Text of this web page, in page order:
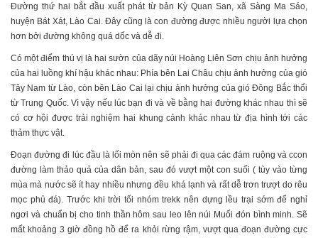
Đường thứ hai bắt đầu xuất phát từ bản Kỳ Quan San, xã Sàng Ma Sáo,
huyện Bát Xát, Lào Cai. Đây cũng là con đường được nhiều người lựa chọn
hơn bởi đường không quá dốc và dễ đi.
Có một điểm thú vị là hai sườn của dãy núi Hoàng Liên Sơn chịu ảnh hưởng
của hai luồng khí hậu khác nhau: Phía bên Lai Châu chịu ảnh hưởng của gió
Tây Nam từ Lào, còn bên Lào Cai lại chịu ảnh hưởng của gió Đông Bắc thổi
từ Trung Quốc. Vì vậy nếu lúc bạn đi và về bằng hai đường khác nhau thì sẽ
có cơ hội được trải nghiệm hai khung cảnh khác nhau từ địa hình tới các
thảm thực vật.
Đoạn đường đi lúc đầu là lối mòn nên sẽ phải đi qua các đám ruộng và ccon
đường làm thảo quả của dân bản, sau đó vượt một con suối ( tùy vào từng
mùa mà nước sẽ ít hay nhiều nhưng đều khá lạnh và rất dễ trơn trượt do rêu
mọc phủ đá). Trước khi trời tối nhóm trekk nên dựng lều trại sớm để nghỉ
ngơi và chuẩn bị cho tinh thần hôm sau leo lên núi Muối đón bình minh. Sẽ
mất khoảng 3 giờ đồng hồ để ra khỏi rừng rậm, vượt qua đoạn đường cực